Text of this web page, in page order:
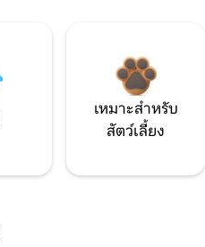
เหมาะสำหรับ
สัตว์เลี้ยง